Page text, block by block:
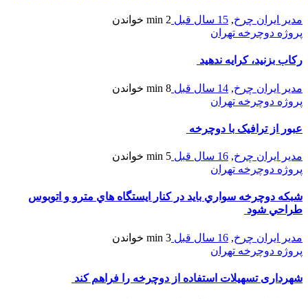
مدیر ایران چرخ, 15 سال قبل 2 min
خواندن
پروژه دوچرخه تهران
رکاب بزنید، کرایه ندهید
مدیر ایران چرخ, 14 سال قبل 8 min
خواندن
پروژه دوچرخه تهران
عبور از ترافیک با دوچرخه
مدیر ایران چرخ, 16 سال قبل 5 min
خواندن
پروژه دوچرخه تهران
شبکه دوچرخه سواري بايد در کنار ايستگاه هاي مترو و اتوبوس
طراحي شود
مدیر ایران چرخ, 16 سال قبل 3 min
خواندن
پروژه دوچرخه تهران
شهرداری تسهیلات استفاده از دوچرخه را فراهم کند